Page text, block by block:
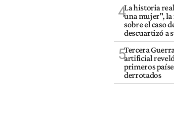
4La historia
una mujer", la
sobre el caso
descuartizó a
5Tercera
artificial
primeros
derrotados